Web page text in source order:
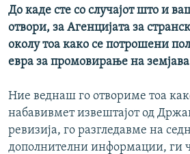
До каде сте со случајот што и
отвори, за Агенцијата за
околу тоа како се потрошени
евра за промовирање на земјава
Ние веднаш го отвориме тоа
набавивмет извештајот од
ревизија, го разгледавме на
дополнителни информации, ги